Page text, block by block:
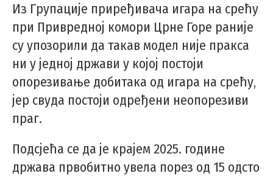
Из Групацијe приређивача игара на срећу
при Привредној комори Црне Горе раније
су упозорили да такав модел није пракса
ни у једној држави у којој постоји
опорезивање добитака од игара на срећу,
јер свуда постоји одређени неопорезиви
праг.
Подсјећа се да је крајем 2025. године
држава првобитно увела порез од 15 одсто